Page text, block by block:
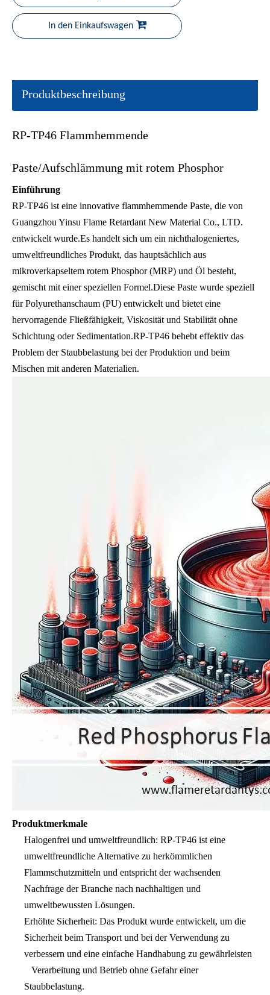
In den Einkaufswagen
Produktbeschreibung
RP-TP46 Flammhemmende
Paste/Aufschlämmung mit rotem Phosphor
Einführung
RP-TP46 ist eine innovative flammhemmende Paste, die von
Guangzhou Yinsu Flame Retardant New Material Co., LTD.
entwickelt wurde.Es handelt sich um ein nichthalogeniertes,
umweltfreundliches Produkt, das hauptsächlich aus
mikroverkapseltem rotem Phosphor (MRP) und Öl besteht,
gemischt mit einer speziellen Formel.Diese Paste wurde speziell
für Polyurethanschaum (PU) entwickelt und bietet eine
hervorragende Fließfähigkeit, Viskosität und Stabilität ohne
Schichtung oder Sedimentation.RP-TP46 behebt effektiv das
Problem der Staubbelastung bei der Produktion und beim
Mischen mit anderen Materialien.
Produktmerkmale
Halogenfrei und umweltfreundlich: RP-TP46 ist eine
umweltfreundliche Alternative zu herkömmlichen
Flammschutzmitteln und entspricht der wachsenden
Nachfrage der Branche nach nachhaltigen und
umweltbewussten Lösungen.
Erhöhte Sicherheit: Das Produkt wurde entwickelt, um die
Sicherheit beim Transport und bei der Verwendung zu
verbessern und eine einfache Handhabung zu gewährleisten
Verarbeitung und Betrieb ohne Gefahr einer
Staubbelastung.